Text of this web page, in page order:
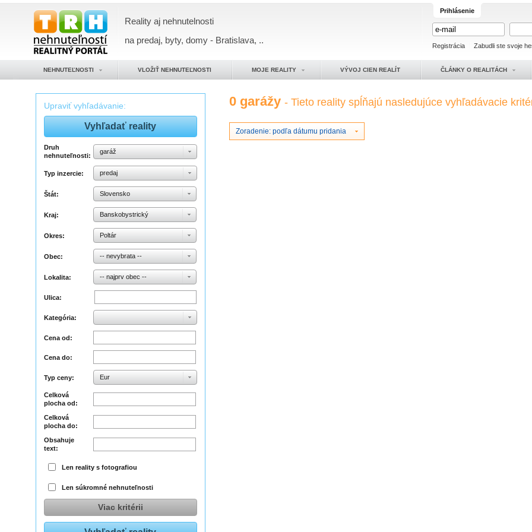
Reality aj nehnutelnosti
na predaj, byty, domy - Bratislava, ..
Prihlásenie
Registrácia Zabudli ste svoje
NEHNUTEĽNOSTI VLOŽIŤ NEHNUTEĽNOSTI MOJE REALITY VÝVOJ CIEN REALÍT ČLÁNKY O REALITÁCH
Upraviť vyhľadávanie:
Druh
nehnuteľnosti:
garáž
Typ inzercie: predaj
Štát: Slovensko
Kraj: Banskobystrický
Okres: Poltár
Obec: -- nevybrata --
Lokalita: -- najprv obec --
Ulica:
Kategória:
Cena od:
Cena do:
Typ ceny: Eur
Celková
plocha od:
Celková
plocha do:
Obsahuje
text:
Len reality s fotografiou
Len súkromné nehnuteľnosti
Viac kritérii
0 garážy- Tieto reality spĺňajú nasledujúce vyhľadávacie
Zoradenie: podľa dátumu pridania